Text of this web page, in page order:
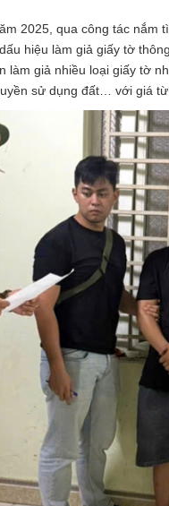
2025, qua công tác nắm
hiệu làm giả giấy tờ
làm giả nhiều loại giấy tờ
sử dụng đất… với giá từ